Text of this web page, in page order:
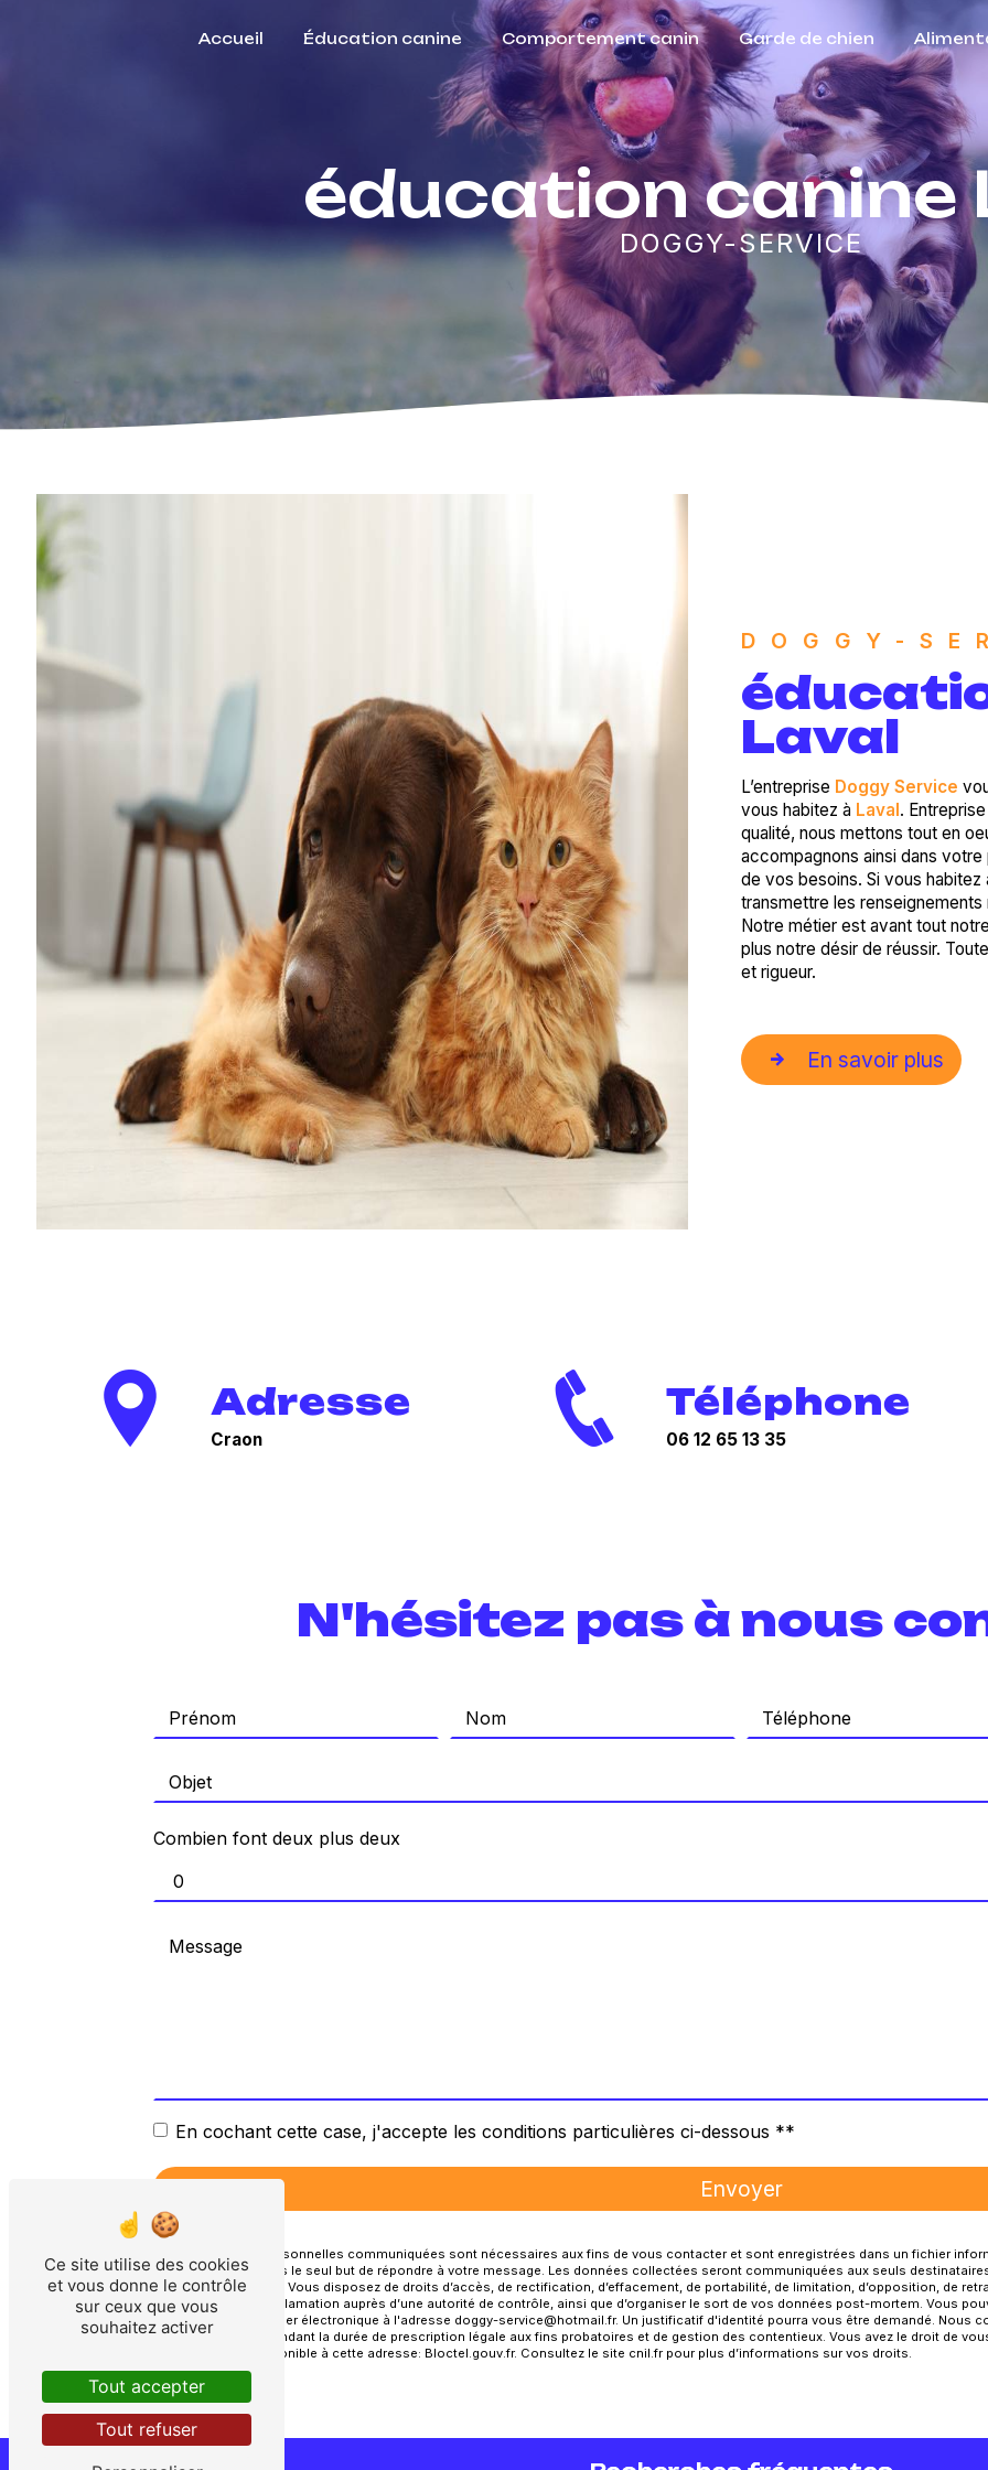
Accueil Éducation canine Comportement canin Garde de chien
éducation canine
DOGGY-SERVICE
DOGGY-
Laval
L’entreprise Doggy Service
vous habitez à Laval.
qualité, nous mettons tout en
accompagnons ainsi dans votre
de vos besoins. Si vous habitez
transmettre les
Notre métier est avant tout
plus notre désir de réussir.
et rigueur.
En savoir plus
Adresse
Craon
Téléphone
06 12 65 13 35
N'hésitez pas à nous
Combien font deux plus deux
En cochant cette case, j'accepte les conditions particulières ci-dessous **
Envoyer
** Les données personnelles communiquées sont nécessaires aux fins de vous contacter et sont enregistrées dans un fichier
sous-traitants dans le seul but de répondre à votre message. Les données collectées seront communiquées aux seuls
service@hotmail.fr. Vous disposez de droits d’accès, de rectification, d’effacement, de portabilité, de limitation, d’opposition, de
d’introduire une réclamation auprès d’une autorité de contrôle, ainsi que d’organiser le sort de vos données post-mortem. Vous
Craon ou par courrier électronique à l'adresse doggy-service@hotmail.fr. Un justificatif d'identité pourra vous être demandé. Nous
de contact puis pendant la durée de prescription légale aux fins probatoires et de gestion des contentieux. Vous avez le droit de
téléphonique, disponible à cette adresse: Bloctel.gouv.fr. Consultez le site cnil.fr pour plus d’informations sur vos droits.
Ce site utilise des cookies
et vous donne le contrôle
sur ceux que vous
souhaitez activer
Tout accepter
Tout refuser